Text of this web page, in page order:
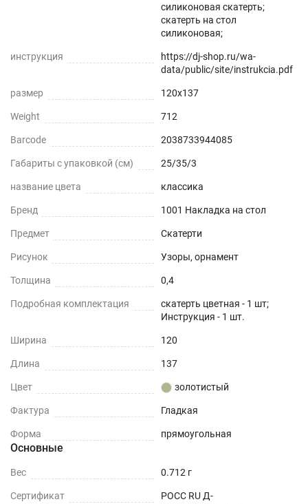
силиконовая скатерть;
скатерть на стол
силиконовая;
инструкция
https://dj-shop.ru/wa-
data/public/site/instrukcia.pdf
размер 120x137
Weight 712
Barcode 2038733944085
Габариты с упаковкой (см) 25/35/3
название цвета классика
Бренд 1001 Накладка на стол
Предмет Скатерти
Рисунок Узоры, орнамент
Толщина 0,4
Подробная комплектация
скатерть цветная - 1 шт;
Инструкция - 1 шт.
Ширина 120
Длина 137
Цвет золотистый
Фактура Гладкая
Форма прямоугольная
Основные
Вес 0.712 г
Сертификат
РОСС RU Д-